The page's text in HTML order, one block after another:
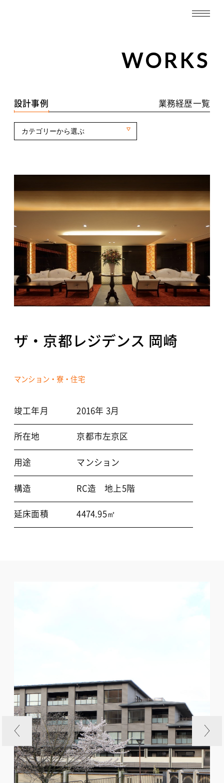
業務経歴一覧
ABOUT
SERVICE
RECRUIT
NEWS
CONTACT
個人情報保護方針
WORKS
設計事例 業務経歴一覧
カテゴリーから選ぶ
ザ・京都レジデンス 岡崎
マンション・寮・住宅
竣工年月 2016年 3月
所在地 京都市左京区
用途 マンション
構造 RC造 地上5階
延床面積 4474.95㎡